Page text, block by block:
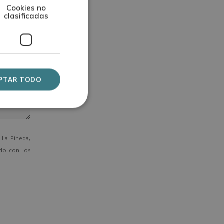
La Pineda,
con los
Cookies no
clasificadas
TODO